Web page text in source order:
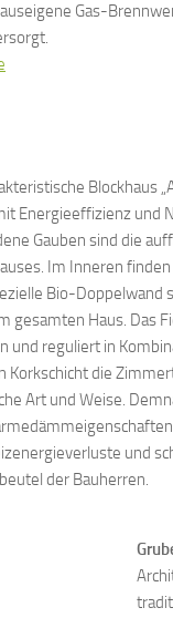
Gas-
Blockhaus
Energieeffizienz und
Gauben sind die
Im Inneren finden
Bio-Doppelwand
gesamten Haus. Das
und reguliert in
Korkschicht die
Art und Weise.
und
der Bauherren.